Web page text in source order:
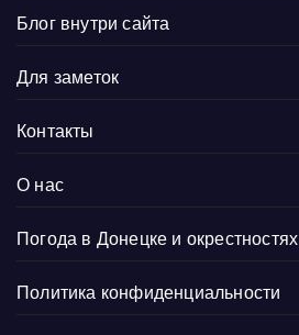
Блог внутри сайта
Для заметок
Контакты
О нас
Погода в Донецке и окрестностях
Политика конфиденциальности